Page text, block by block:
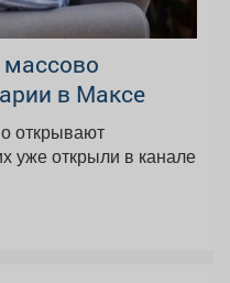
в Максе
открывают
уже открыли в канале